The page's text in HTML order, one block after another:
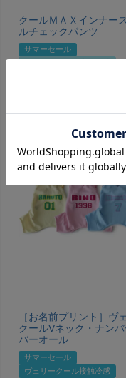
クールＭＡＸインナー
ルチェックパンツ
サマーセール
カートに入れる
［お名前プリント］ヴ
クールVネック・ナンバ
バーオール
サマーセール
ヴェリークール接触冷感